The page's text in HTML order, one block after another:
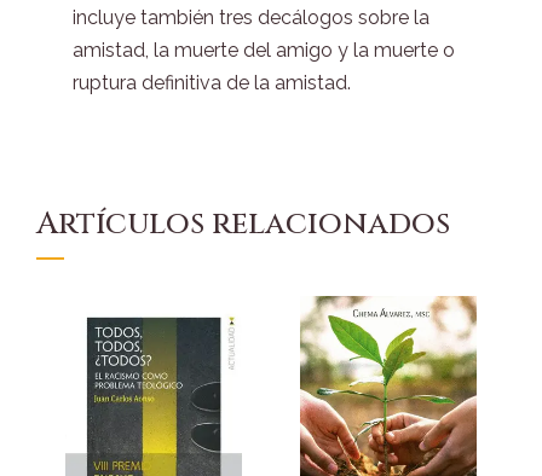
incluye también tres decálogos sobre la
amistad, la muerte del amigo y la muerte o
ruptura definitiva de la amistad.
Artículos relacionados